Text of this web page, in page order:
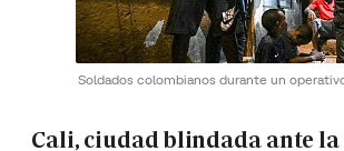
Soldados colombianos durante un
Cali, ciudad blindada ante la